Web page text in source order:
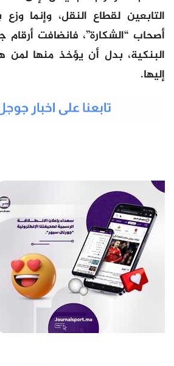
التابعين لقطاع النقل، وإنما
أصحاب “الشكارة”، فانضافت
البنكية، بدل أن يؤخذ منها
إليها.